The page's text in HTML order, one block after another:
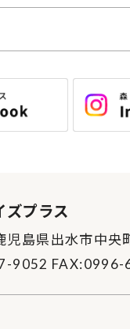
プラス
児島県出水市中央
9052